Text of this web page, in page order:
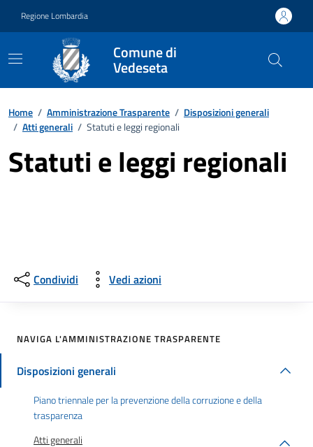
Regione Lombardia
Comune di
Vedeseta
Home / Amministrazione Trasparente / Disposizioni generali
/ Atti generali / Statuti e leggi regionali
Statuti e leggi regionali
Condividi Vedi azioni
NAVIGA L'AMMINISTRAZIONE TRASPARENTE
Disposizioni generali
Piano triennale per la prevenzione della corruzione e della
trasparenza
Atti generali